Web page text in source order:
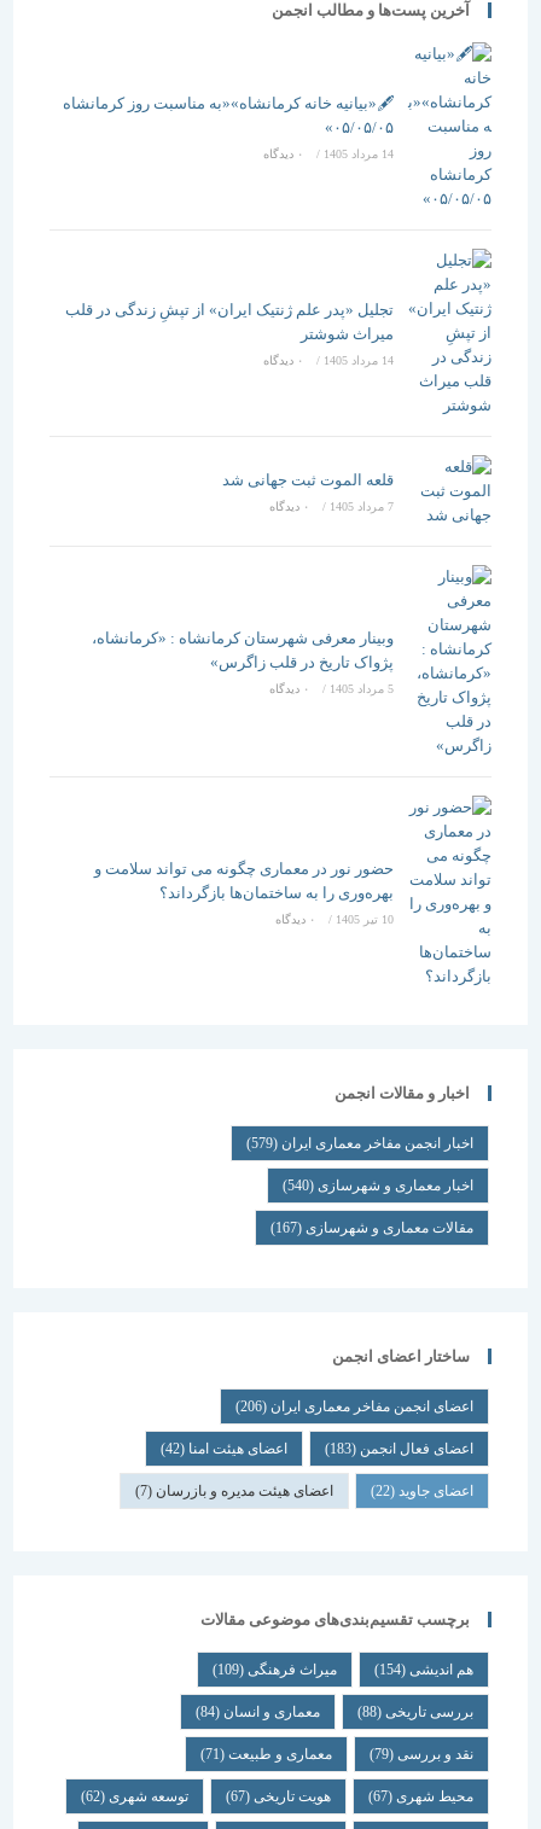
آخرین پست‌ها و مطالب انجمن
🖋️«بیانیه خانه کرمانشاه»«به مناسبت روز کرمانشاه
۰۵/۰۵/۰۵»
/ ۰ دیدگاه
تجلیل «پدر علم ژنتیک ایران» از تپشِ زندگی در قلب
میراث شوشتر
14 مرداد 1405 / ۰ دیدگاه
قلعه الموت ثبت جهانی شد
/ ۰ دیدگاه
وبینار معرفی شهرستان کرمانشاه : «کرمانشاه،
پژواک تاریخ در قلب زاگرس»
5 مرداد 1405 / ۰ دیدگاه
حضور نور در معماری چگونه می تواند سلامت و
بهره‌وری را به ساختمان‌ها بازگرداند؟
/ ۰ دیدگاه
اخبار و مقالات انجمن
اخبار انجمن مفاخر معماری ایران (579)
اخبار معماری و شهرسازی(540)
مقالات معماری و شهرسازی(167)
ساختار اعضای انجمن
اعضای انجمن مفاخر معماری ایران (206)
اعضای فعال انجمن(183) اعضای هیئت امنا(42)
اعضای جاوید(22) اعضای هیئت مدیره و بازرسان(7)
برچسب تقسیم‌بندی‌های موضوعی مقالات
هم اندیشی (154) میراث فرهنگی (109)
بررسی تاریخی (88) معماری و انسان (84)
نقد و بررسی (79) معماری و طبیعت (71)
محیط شهری(67) هویت تاریخی(67) توسعه شهری(62)